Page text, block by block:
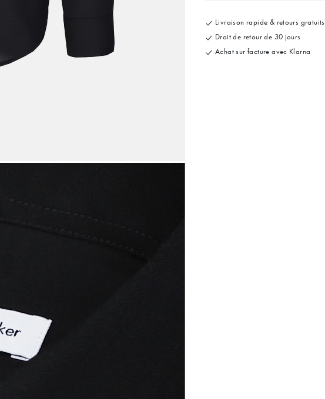
Livraison rapide & retours gratuits
Droit de retour de 30 jours
Achat sur facture avec Klarna